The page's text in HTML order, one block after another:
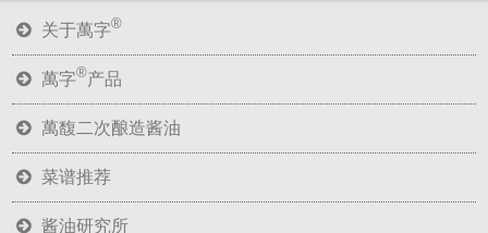
关于萬字®
萬字®产品
萬馥二次酿造酱油
菜谱推荐
酱油研究所